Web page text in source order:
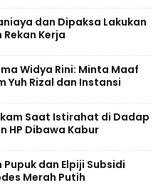
dan Dipaksa Lakukan
Kerja
Widya Rini: Minta Maaf
Yuh Rizal dan Instansi
Saat Istirahat di Dadap
HP Dibawa Kabur
dan Elpiji Subsidi
Merah Putih